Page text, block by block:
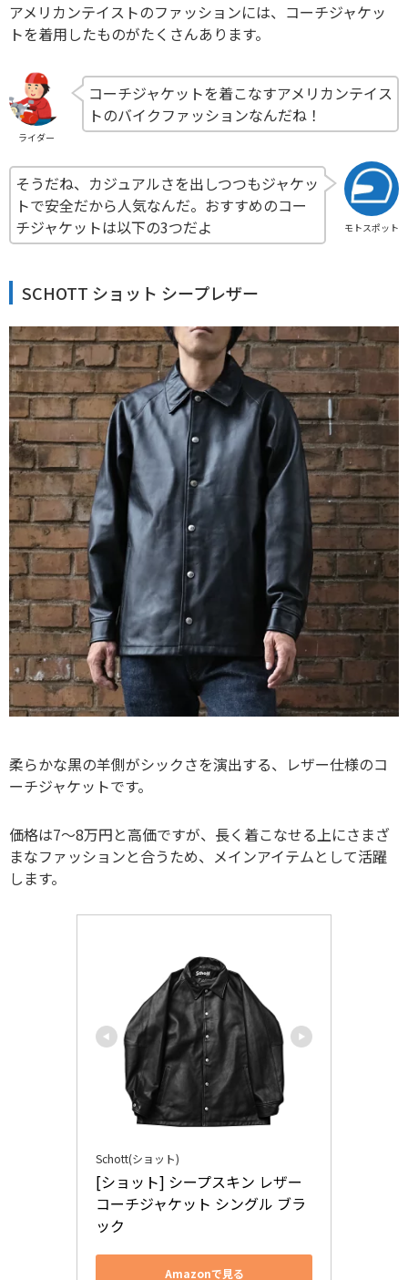
アメリカンテイストのファッションには、コーチジャケッ
トを着用したものがたくさんあります。
ライダー
コーチジャケットを着こなすアメリカンテイス
トのバイクファッションなんだね！
モトスポット
そうだね、カジュアルさを出しつつもジャケッ
トで安全だから人気なんだ。おすすめのコー
チジャケットは以下の3つだよ
SCHOTT ショット シープレザー
柔らかな黒の羊側がシックさを演出する、レザー仕様のコ
ーチジャケットです。
価格は7～8万円と高価ですが、長く着こなせる上にさまざ
まなファッションと合うため、メインアイテムとして活躍
します。
Schott(ショット)
[ショット] シープスキン レザー
コーチジャケット シングル ブラ
ック
Amazonで見る